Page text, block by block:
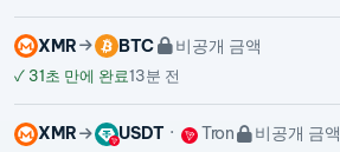
XMR BTC 비공개 금액
✓ 31초 만에 완료13분 전
XMR USDT Tron 비공개 금액